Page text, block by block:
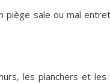
sale ou mal
les planchers et